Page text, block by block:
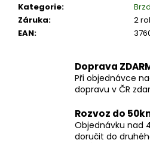
Kategorie:
Záruka:
2
EAN:
Doprava
Při objednávce
dopravu v ČR
Rozvoz do
Objednávku nad
doručit do
SADA
699